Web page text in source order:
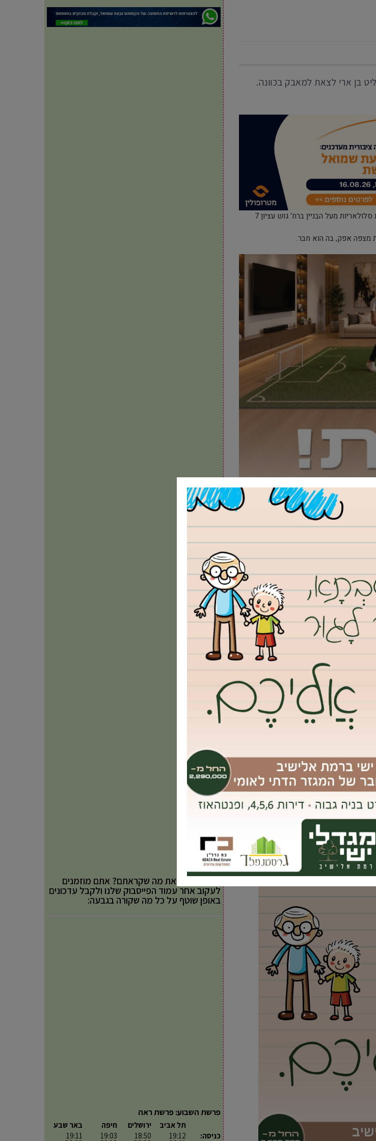
בן ארי לצאת למאבק בכוונה.
בימים אלה החברות הסלולאריות פרטנר ופלאפון מנסות להציב אנטנות סלולאריות מעל הבניין ברח' גוש עציון 7
מצפה אפק, בה הוא חבר.
התושבים הגרים בסמיכות לאזור הנ"ל.
המשפטי לוועדה ויו"ר הוועדה, שצידדו
אנטנות בבנייני משרדים. אני מגנה את התופעה על פיה
לפגוע בבריאות הציבור. אני נלחם יחד
על גגות בתים, במקרים רבים ללא כל
להרחיק אנטנות שממוקמות בקרבה יתירה
של האנטנות. בכוונתי להמשיך ולהיאבק
ואמשיך להגן ככל שניתן על
העדכונים ראשונים בווטסאפ, לחץ/י
העדכונים ראשונים בווטסאפ, לחץ/י
אהבתם את מה שקראתם? אתם מוזמנים
לעקוב אחר עמוד הפייסבוק שלנו ולקבל עדכונים
באופן שוטף על כל מה שקורה בגבעה:
פרשת השבוע: פרשת ראה
כניסה:
תל אביב
19:12
ירושלים
18:50
חיפה
19:03
באר שבע
19:11